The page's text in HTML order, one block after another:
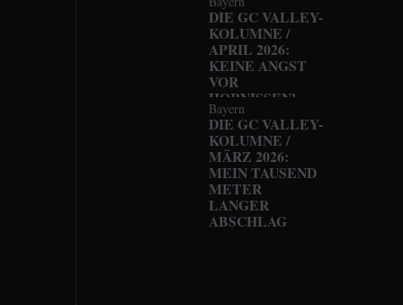
DIE GC VALLEY-
KOLUMNE /
APRIL 2026:
KEINE ANGST
VOR
HORNISSEN!
Bayern
DIE GC VALLEY-
KOLUMNE /
MÄRZ 2026:
MEIN TAUSEND
METER
LANGER
ABSCHLAG